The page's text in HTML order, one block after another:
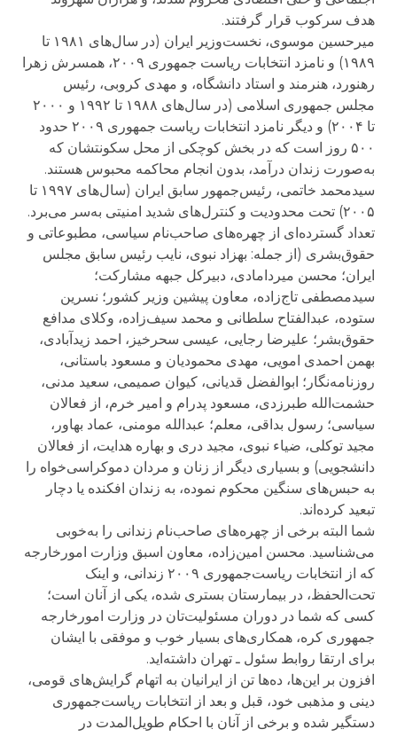
هدف سرکوب قرار گرفتند.
ميرحسين موسوی، نخست‌وزير ايران (در سال‌های ۱۹۸۱ تا
۱۹۸۹) و نامزد انتخابات رياست جمهوری ۲۰۰۹، همسرش زهرا
رهنورد، هنرمند و استاد دانشگاه، و مهدی کروبی، رئيس
مجلس جمهوری اسلامی (در سال‌های ۱۹۸۸ تا ۱۹۹۲ و ۲۰۰۰
تا ۲۰۰۴) و ديگر نامزد انتخابات رياست جمهوری ۲۰۰۹ حدود
۵۰۰ روز است که در بخش کوچکی از محل سکونتشان که
به‌صورت زندان درآمد، بدون انجام محاکمه محبوس هستند.
سيدمحمد خاتمی، رئيس‌جمهور سابق ايران (سال‌های ۱۹۹۷ تا
۲۰۰۵) تحت محدوديت و کنترل‌های شديد امنيتی به‌سر می‌برد.
تعداد گسترده‌ای از چهره‌های صاحب‌نام سياسی، مطبوعاتی و
حقوق‌بشری (از جمله: بهزاد نبوی، نايب ‌رئيس سابق مجلس
ايران؛ محسن ميردامادی، دبيرکل جبهه مشارکت؛
سيدمصطفی تاج‌زاده، معاون پيشين وزير کشور؛ نسرين
ستوده، عبدالفتاح سلطانی و محمد سيف‌زاده، وکلای مدافع
حقوق‌بشر؛ عليرضا رجايی، عيسی سحرخيز، احمد زيدآبادی،
بهمن احمدی امويی، مهدی محموديان و مسعود باستانی،
روزنامه‌نگار؛ ابوالفضل قديانی، کيوان صميمی، سعيد مدنی،
حشمت‌الله طبرزدی، مسعود پدرام و امير خرم، از فعالان
سياسی؛ رسول بداقی، معلم؛ عبدالله مومنی، عماد بهاور،
مجيد توکلی، ضياء نبوی، مجيد دری و بهاره هدايت، از فعالان
دانشجويی) و بسياری ديگر از زنان و مردان دموکراسی‌خواه را
به حبس‌های سنگين محکوم نموده، به زندان افکنده يا دچار
تبعيد کرده‌اند.
شما البته برخی از چهره‌های صاحب‌نام زندانی را به‌خوبی
می‌شناسيد. محسن امين‌زاده، معاون اسبق وزارت امورخارجه
که از انتخابات رياست‌جمهوری ۲۰۰۹ زندانی، و اينک
تحت‌الحفظ، در بيمارستان بستری شده، يکی از آنان است؛
کسی که شما در دوران مسئوليت‌تان در وزارت امورخارجه
جمهوری کره، همکاری‌های بسيار خوب و موفقی با ايشان
برای ارتقا روابط سئول ـ تهران داشته‌ايد.
افزون‌ بر اين‌ها، ده‌ها تن از ايرانيان به اتهام گرايش‌های قومی،
دينی و مذهبی خود، قبل و بعد از انتخابات رياست‌جمهوری
دستگير شده و برخی از آنان با احکام طويل‌المدت در